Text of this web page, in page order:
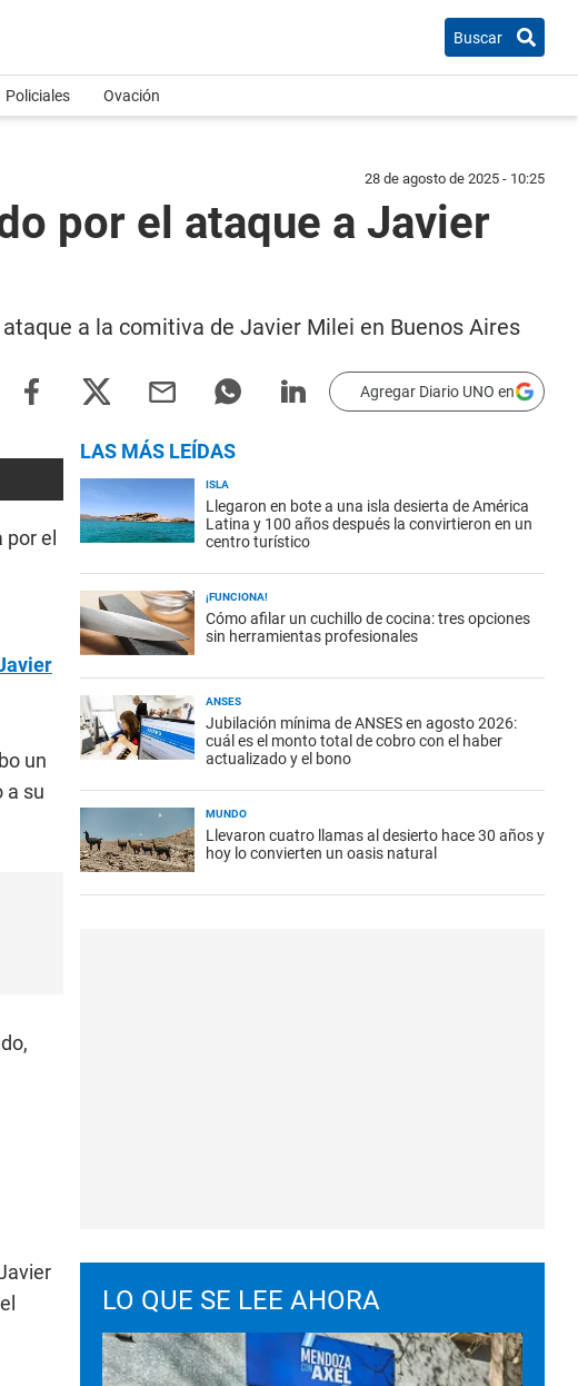
Buscar
Policiales Ovación
28 de agosto de 2025 - 10:25
por el ataque a Javier
a la comitiva de Javier Milei en Buenos Aires
Agregar Diario UNO en
el
un
a su
LAS MÁS LEÍDAS
ISLA
Llegaron en bote a una isla desierta de América
Latina y 100 años después la convirtieron en un
centro turístico
¡FUNCIONA!
Cómo afilar un cuchillo de cocina: tres opciones
sin herramientas profesionales
ANSES
Jubilación mínima de ANSES en agosto 2026:
cuál es el monto total de cobro con el haber
actualizado y el bono
MUNDO
Llevaron cuatro llamas al desierto hace 30 años y
hoy lo convierten un oasis natural
LO QUE SE LEE AHORA